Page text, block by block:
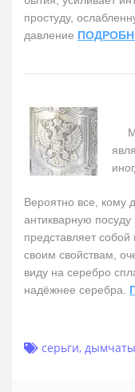
простуду,
давление
Вероятно все, кому
антикварную
представляет
своим свойствам,
виду на серебро
надёжнее серебра.
серьги,